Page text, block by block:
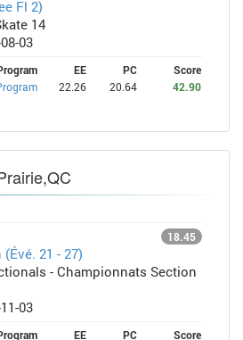
Fl 2)
14
03
EE PC
Score
22.26 20.64 42.90
18.45
21 - 27)
- Championnats Section
03
EE PC Score